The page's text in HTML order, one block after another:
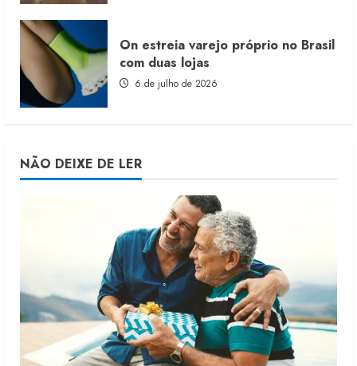
On estreia varejo próprio no Brasil
com duas lojas
6 de julho de 2026
NÃO DEIXE DE LER